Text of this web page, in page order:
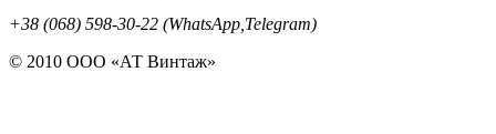
+38 (068) 598-30-22 (WhatsApp,Telegram)
© 2010 ООО «АТ Винтаж»